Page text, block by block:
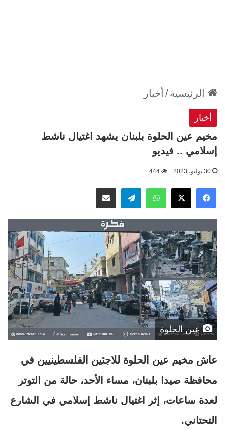
الرئيسية/ أخبار
أخبار
مخيم عين الحلوة بلبنان يشهد اغتيال ناشط
إسلامي .. فيديو
30 يوليو، 2023 444
فيسبوك
‫X واتسابتيلقراممشاركة عبر البريد
عين الحلوة
عاش مخيم عين الحلوة للاجئين الفلسطينيين في
محافظة صيدا بلبنان، مساء الأحد، حالة من التوتر
لعدة ساعات، إثر اغتيال ناشط إسلامي في الشارع
التحتاني.